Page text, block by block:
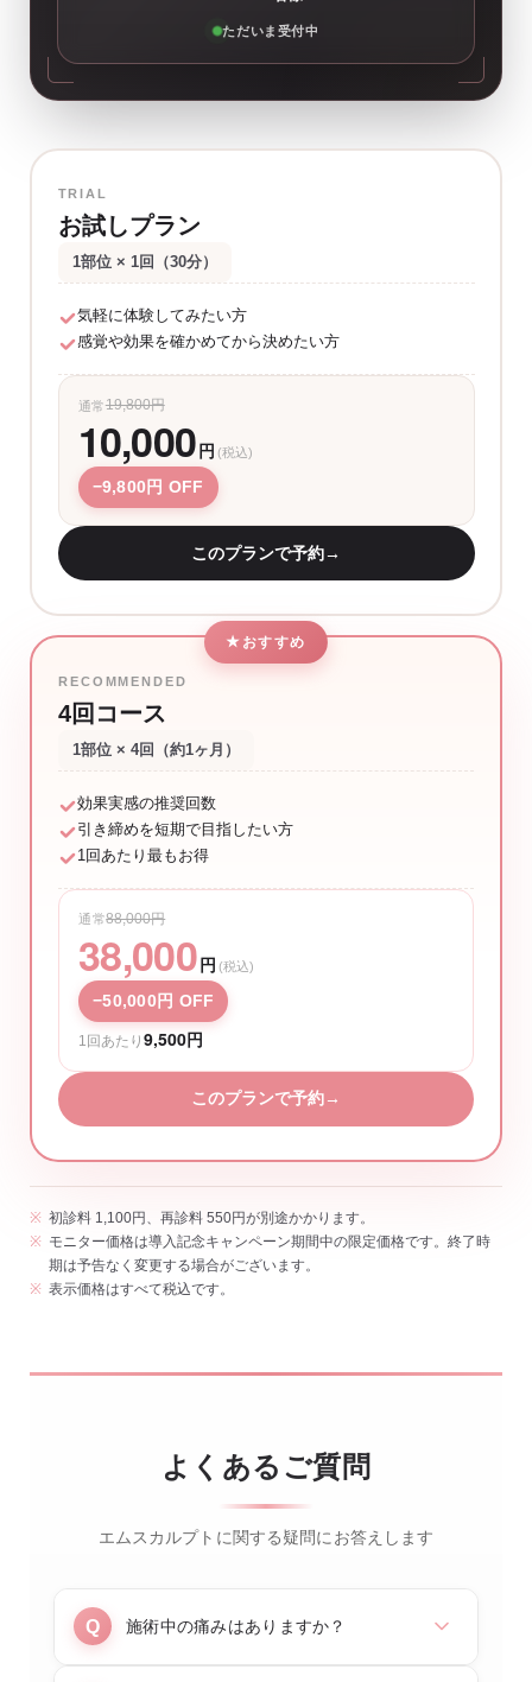
ただいま受付中
TRIAL
お試しプラン
1部位 × 1回（30分）
気軽に体験してみたい方
感覚や効果を確かめてから決めたい方
通常19,800円
10,000 円 (税込)
−9,800円 OFF
このプランで予約→
おすすめ
RECOMMENDED
4回コース
1部位 × 4回（約1ヶ月）
効果実感の推奨回数
引き締めを短期で目指したい方
1回あたり最もお得
通常88,000円
38,000 円 (税込)
−50,000円 OFF
1回あたり 9,500円
このプランで予約 →
初診料 1,100円、再診料 550円が別途かかります。
モニター価格は導入記念キャンペーン期間中の限定価格です。終了時
期は予告なく変更する場合がございます。
表示価格はすべて税込です。
よくあるご質問
エムスカルプトに関する疑問にお答えします
施術中の痛みはありますか？